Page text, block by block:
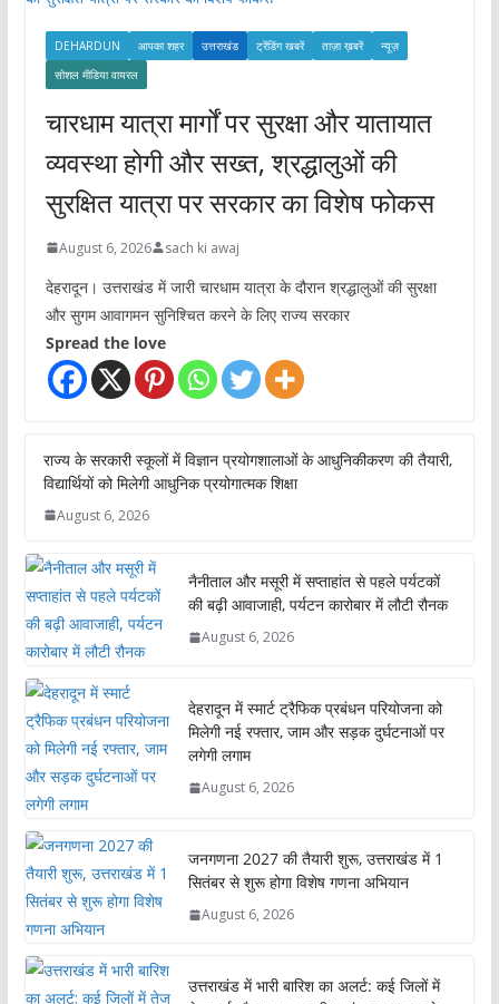
DEHARDUN आपका शहर उत्तराखंड ट्रेंडिंग खबरें ताज़ा ख़बरें
न्यूज़
सोशल मीडिया वायरल
चारधाम यात्रा मार्गों पर सुरक्षा और यातायात
व्यवस्था होगी और सख्त, श्रद्धालुओं की
सुरक्षित यात्रा पर सरकार का विशेष फोकस
August 6, 2026 sach ki awaj
देहरादून। उत्तराखंड में जारी चारधाम यात्रा के दौरान श्रद्धालुओं की सुरक्षा
और सुगम आवागमन सुनिश्चित करने के लिए राज्य सरकार
Spread the love
राज्य के सरकारी स्कूलों में विज्ञान प्रयोगशालाओं के आधुनिकीकरण की तैयारी,
विद्यार्थियों को मिलेगी आधुनिक प्रयोगात्मक शिक्षा
August 6, 2026
नैनीताल और मसूरी में सप्ताहांत से पहले पर्यटकों
की बढ़ी आवाजाही, पर्यटन कारोबार में लौटी रौनक
August 6, 2026
देहरादून में स्मार्ट ट्रैफिक प्रबंधन परियोजना को
मिलेगी नई रफ्तार, जाम और सड़क दुर्घटनाओं पर
लगेगी लगाम
August 6, 2026
जनगणना 2027 की तैयारी शुरू, उत्तराखंड में 1
सितंबर से शुरू होगा विशेष गणना अभियान
August 6, 2026
उत्तराखंड में भारी बारिश का अलर्ट: कई जिलों में